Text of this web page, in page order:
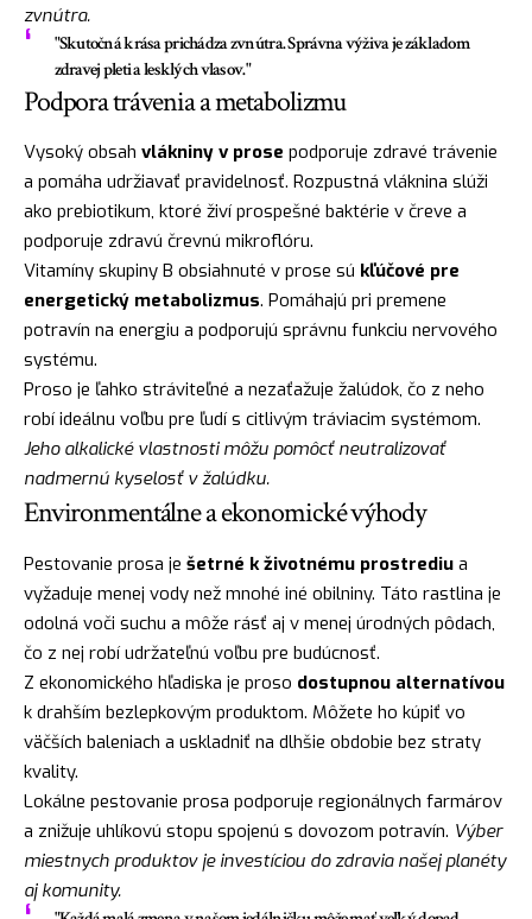
zvnútra.
"Skutočná krása prichádza zvnútra. Správna výživa je základom
zdravej pleti a lesklých vlasov."
Podpora trávenia a metabolizmu
Vysoký obsah vlákniny v prose podporuje zdravé trávenie
a pomáha udržiavať pravidelnosť. Rozpustná vláknina slúži
ako prebiotikum, ktoré živí prospešné baktérie v čreve a
podporuje zdravú črevnú mikroflóru.
Vitamíny skupiny B obsiahnuté v prose sú kľúčové pre
energetický metabolizmus. Pomáhajú pri premene
potravín na energiu a podporujú správnu funkciu nervového
systému.
Proso je ľahko stráviteľné a nezaťažuje žalúdok, čo z neho
robí ideálnu voľbu pre ľudí s citlivým tráviacim systémom.
Jeho alkalické vlastnosti môžu pomôcť neutralizovať
nadmernú kyselosť v žalúdku.
Environmentálne a ekonomické výhody
Pestovanie prosa je šetrné k životnému prostrediu a
vyžaduje menej vody než mnohé iné obilniny. Táto rastlina je
odolná voči suchu a môže rásť aj v menej úrodných pôdach,
čo z nej robí udržateľnú voľbu pre budúcnosť.
Z ekonomického hľadiska je proso dostupnou alternatívou
k drahším bezlepkovým produktom. Môžete ho kúpiť vo
väčších baleniach a uskladniť na dlhšie obdobie bez straty
kvality.
Lokálne pestovanie prosa podporuje regionálnych farmárov
a znižuje uhlíkovú stopu spojenú s dovozom potravín. Výber
miestnych produktov je investíciou do zdravia našej planéty
aj komunity.